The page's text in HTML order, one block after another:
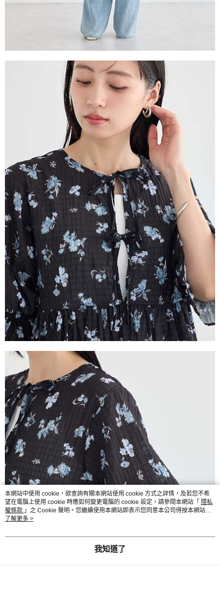
本網站中使用 cookie，欲查詢有關本網站使用 cookie 方式之詳情，及若您不希
望在電腦上使用 cookie 時應如何變更電腦的 cookie 設定，請參閱本網站「 隱私
權條款 」之 Cookie 聲明。您繼續使用本網站即表示您同意本公司得按本網站使
用條款之 Cookie 聲明使用 cookie。
了解更多 >
我知道了